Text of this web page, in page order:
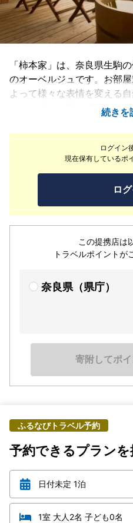
ログイン
現在保有しているポ
ロ
この提携店は
トラベルポイントが
奈良県（県庁）
寄附してポ
ふるなびトラベル予約
予約できるプランを
日付未定 1泊
1室 大人2名 子ども0名
「柿本家」は、奈良県生駒
のオーベルジュです。お部
よって様々な表情を変える
のさえずりに耳を傾けなが
との特別な時をお楽しみ下
ろから、四季折々に美しい
続きを